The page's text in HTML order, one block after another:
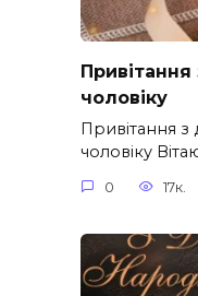
чоловіку
Привітання
чоловіку
0 17к.